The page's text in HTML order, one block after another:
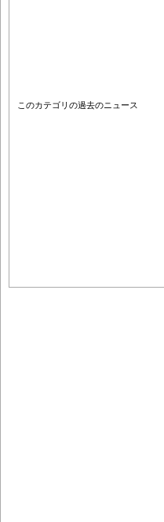
このカテゴリの過去のニュース